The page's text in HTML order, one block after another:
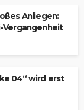
Anliegen:
Vergangenheit
04“ wird erst